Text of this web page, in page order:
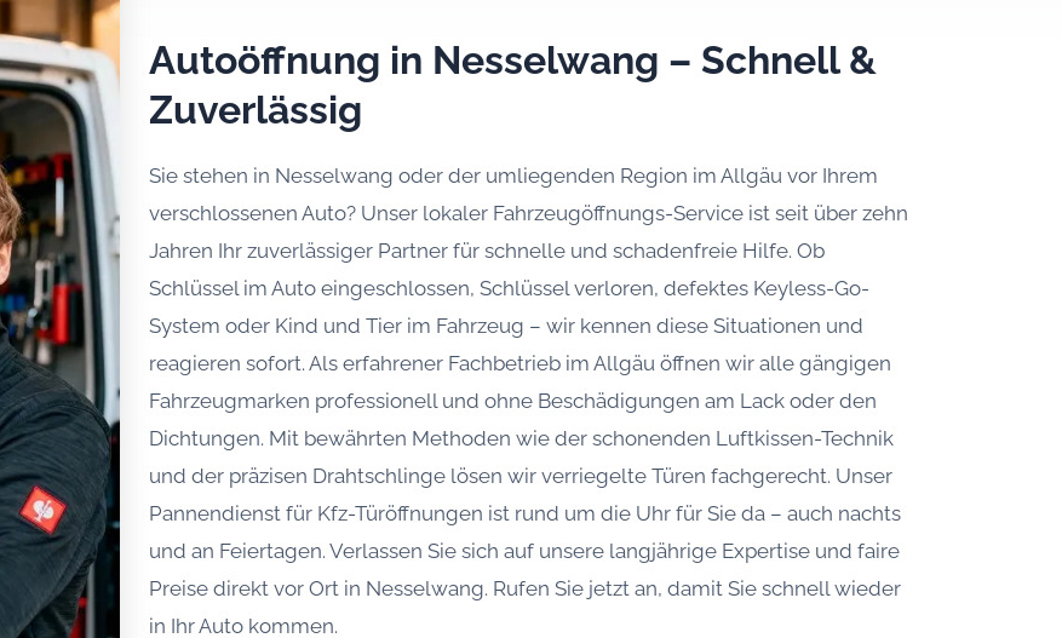
Autoöffnung in Nesselwang – Schnell &
Zuverlässig
Sie stehen in Nesselwang oder der umliegenden Region im Allgäu vor Ihrem
verschlossenen Auto? Unser lokaler Fahrzeugöffnungs-Service ist seit über zehn
Jahren Ihr zuverlässiger Partner für schnelle und schadenfreie Hilfe. Ob
Schlüssel im Auto eingeschlossen, Schlüssel verloren, defektes Keyless-Go-
System oder Kind und Tier im Fahrzeug – wir kennen diese Situationen und
reagieren sofort. Als erfahrener Fachbetrieb im Allgäu öffnen wir alle gängigen
Fahrzeugmarken professionell und ohne Beschädigungen am Lack oder den
Dichtungen. Mit bewährten Methoden wie der schonenden Luftkissen-Technik
und der präzisen Drahtschlinge lösen wir verriegelte Türen fachgerecht. Unser
Pannendienst für Kfz-Türöffnungen ist rund um die Uhr für Sie da – auch nachts
und an Feiertagen. Verlassen Sie sich auf unsere langjährige Expertise und faire
Preise direkt vor Ort in Nesselwang. Rufen Sie jetzt an, damit Sie schnell wieder
in Ihr Auto kommen.